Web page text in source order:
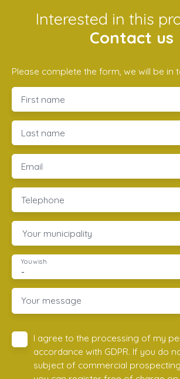
Interested in this
Contact us
Please complete the form, we will be in
First name
Last name
Email
Telephone
Your municipality
-
You wish
Your message
I agree to the processing of my
accordance with GDPR. If you do
subject of commercial